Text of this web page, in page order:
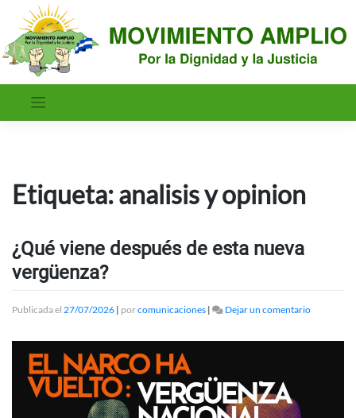
contenido
Etiqueta:analisis y opinion
¿Qué viene después de esta nueva
vergüenza?
Publicada el 27/07/2026 | porcomunicaciones | Dejar un comentarioen